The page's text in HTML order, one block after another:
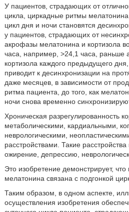
У пациентов, страдающих от
цикла, циркадные ритмы
цикл дня и ночи становятся
у пациентов, страдающих от
акрофазы мелатонина и кортизола
часа, например, >24,1 часа, раньше
кортизола каждого предыдущего дня,
приводит к десинхронизации на
даже месяцев, в зависимости от
ритма пациента, до того, как
ночи снова временно
Хроническая разрегулированность
метаболическими, кардиальными,
неврологическими,
расстройствами. Такие
ожирение, депрессию,
Это изобретение демонстрирует,
мелатонина связана с подгонкой
Таким образом, в одном аспекте,
осуществления изобретения